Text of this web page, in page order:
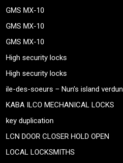
GMS MX-10
GMS MX-10
GMS MX-10
High security locks
High security locks
ile-des-soeurs – Nun’s island verdun
KABA ILCO MECHANICAL LOCKS
key duplication
LCN DOOR CLOSER HOLD OPEN
LOCAL LOCKSMITHS